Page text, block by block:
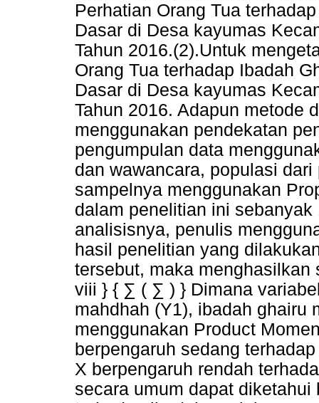
Perhatian Orang Tua
Dasar di Desa kayumas
Tahun 2016.(2).Untuk
Orang Tua terhadap Ibadah
Dasar di Desa kayumas
Tahun 2016. Adapun metode
menggunakan pendekatan
pengumpulan data
dan wawancara, populasi
sampelnya menggunakan
dalam penelitian ini
analisisnya, penulis
hasil penelitian yang
tersebut, maka
viii } { ∑ ( ∑ ) } Dimana
mahdhah (Y1), ibadah ghairu
menggunakan Product
berpengaruh sedang
X berpengaruh rendah
secara umum dapat